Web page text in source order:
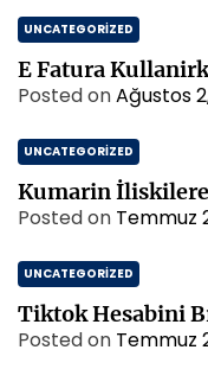
UNCATEGORIZED
E Fatura
Posted onAğustos
UNCATEGORIZED
Kumarin
Posted on Temmuz
UNCATEGORIZED
Tiktok Hesabini
Posted on Temmuz